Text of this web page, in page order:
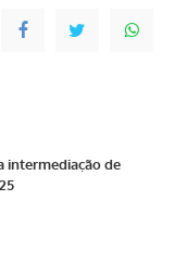
intermediação de